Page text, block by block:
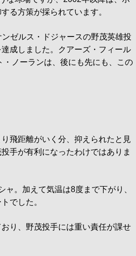
る方策が採られています。
ゼルス・ドジャースの野茂英雄投
成しました。クアーズ・フィール
・ノーランは、後にも先にも、この
飛距離がいく分、抑えられたと見
手が有利になったわけではありま
。加えて気温は8度まで下がり、
でした。
り、野茂投手には重い責任が課せ